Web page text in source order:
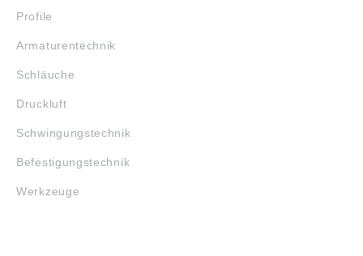
Profile
Armaturentechnik
Schläuche
Druckluft
Schwingungstechnik
Befestigungstechnik
Werkzeuge